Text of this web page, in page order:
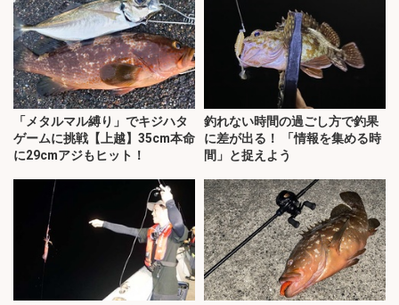
「メタルマル縛り」でキジハタ
ゲームに挑戦【上越】35cm本命
に29cmアジもヒット！
釣れない時間の過ごし方で釣果
に差が出る！ 「情報を集める時
間」と捉えよう